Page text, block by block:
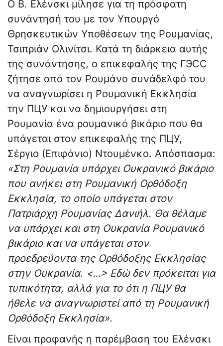
Ο Β. Ελένσκι μίλησε για τη πρόσφατη
συνάντησή του με τον Υπουργό
Θρησκευτικών Υποθέσεων της Ρουμανίας,
Τσιπριάν Ολινίτσι. Κατά τη διάρκεια αυτής
της συνάντησης, ο επικεφαλής της ГЭСС
ζήτησε από τον Ρουμάνο συνάδελφό του
να αναγνωρίσει η Ρουμανική Εκκλησία
την ΠЦУ και να δημιουργήσει στη
Ρουμανία ένα ρουμανικό βικάριο που θα
υπάγεται στον επικεφαλής της ΠЦУ,
Σέργιο (Επιφάνιο) Ντουμένκο. Απόσπασμα:
«Στη Ρουμανία υπάρχει Ουκρανικό βικάριο
που ανήκει στη Ρουμανική Ορθόδοξη
Εκκλησία, το οποίο υπάγεται στον
Πατριάρχη Ρουμανίας Δανιήλ. Θα θέλαμε
να υπάρχει και στη Ουκρανία Ρουμανικό
βικάριο και να υπάγεται στον
προεδρεύοντα της Ορθόδοξης Εκκλησίας
στην Ουκρανία. <…> Εδώ δεν πρόκειται για
τυπικότητα, αλλά για το ότι η ΠЦУ θα
ήθελε να αναγνωριστεί από τη Ρουμανική
Ορθόδοξη Εκκλησία».
Είναι προφανής η παρέμβαση του Ελένσκι